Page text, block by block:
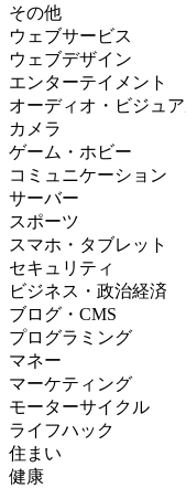
その他
ウェブサービス
ウェブデザイン
エンターテイメント
オーディオ・ビジュ
カメラ
ゲーム・ホビー
コミュニケーション
サーバー
スポーツ
スマホ・タブレット
セキュリティ
ビジネス・政治経済
ブログ・CMS
プログラミング
マネー
マーケティング
モーターサイクル
ライフハック
住まい
健康